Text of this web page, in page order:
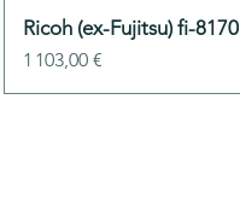
Ricoh (ex-Fujitsu) fi-8170
Prix
1 103,00 €